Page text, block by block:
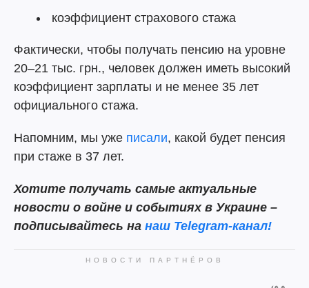
коэффициент страхового стажа
Фактически, чтобы получать пенсию на уровне
20–21 тыс. грн., человек должен иметь высокий
коэффициент зарплаты и не менее 35 лет
официального стажа.
Напомним, мы уже писали, какой будет пенсия
при стаже в 37 лет.
Хотите получать самые актуальные
новости о войне и событиях в Украине –
подписывайтесь на наш Telegram-канал!